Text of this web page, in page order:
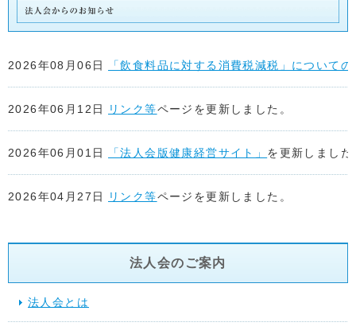
2026年08月06日 「飲食料品に対する消費税減税」について
2026年06月12日 リンク等ページを更新しました。
2026年06月01日 「法人会版健康経営サイト」 を更新しました
2026年04月27日 リンク等ページを更新しました。
2026年04月22日 リンク等ページを更新しました。
2026年04月17日 リンク等ページを更新しました。
法人会のご案内
法人会とは